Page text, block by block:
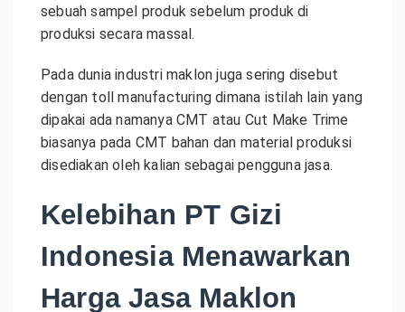
sebuah sampel produk sebelum produk di
produksi secara massal.
Pada dunia industri maklon juga sering disebut
dengan toll manufacturing dimana istilah lain yang
dipakai ada namanya CMT atau Cut Make Trime
biasanya pada CMT bahan dan material produksi
disediakan oleh kalian sebagai pengguna jasa.
Kelebihan PT Gizi
Indonesia Menawarkan
Harga Jasa Maklon